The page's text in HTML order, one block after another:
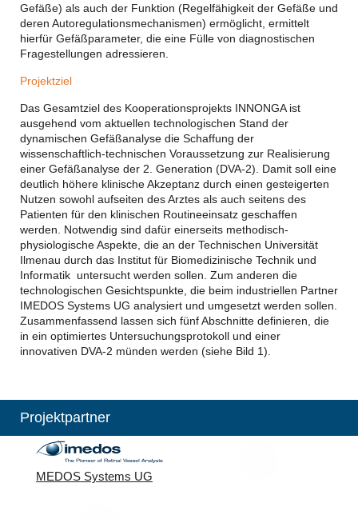
Gefäße) als auch der Funktion (Regelfähigkeit der Gefäße und
deren Autoregulationsmechanismen) ermöglicht, ermittelt
hierfür Gefäßparameter, die eine Fülle von diagnostischen
Fragestellungen adressieren.
Projektziel
Das Gesamtziel des Kooperationsprojekts INNONGA ist
ausgehend vom aktuellen technologischen Stand der
dynamischen Gefäßanalyse die Schaffung der
wissenschaftlich-technischen Voraussetzung zur Realisierung
einer Gefäßanalyse der 2. Generation (DVA-2). Damit soll eine
deutlich höhere klinische Akzeptanz durch einen gesteigerten
Nutzen sowohl aufseiten des Arztes als auch seitens des
Patienten für den klinischen Routineeinsatz geschaffen
werden. Notwendig sind dafür einerseits methodisch-
physiologische Aspekte, die an der Technischen Universität
Ilmenau durch das Institut für Biomedizinische Technik und
Informatik untersucht werden sollen. Zum anderen die
technologischen Gesichtspunkte, die beim industriellen Partner
IMEDOS Systems UG analysiert und umgesetzt werden sollen.
Zusammenfassend lassen sich fünf Abschnitte definieren, die
in ein optimiertes Untersuchungsprotokoll und einer
innovativen DVA-2 münden werden (siehe Bild 1).
Projektpartner
MEDOS Systems UG